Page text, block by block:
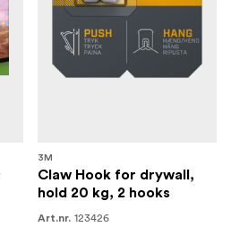
3M
Claw Hook for drywall,
hold 20 kg, 2 hooks
Art.nr. 123426